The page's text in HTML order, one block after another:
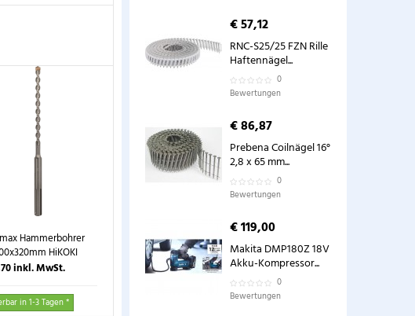
Hammerbohrer
HiKOKI
inkl. MwSt.
in 1-3 Tagen *
€ 57,12
RNC-S25/25 FZN Rille
Haftennägel...
0
Bewertungen
€ 86,87
Prebena Coilnägel 16°
2,8 x 65 mm...
0
Bewertungen
€ 119,00
Makita DMP180Z 18V
Akku-Kompressor...
0
Bewertungen